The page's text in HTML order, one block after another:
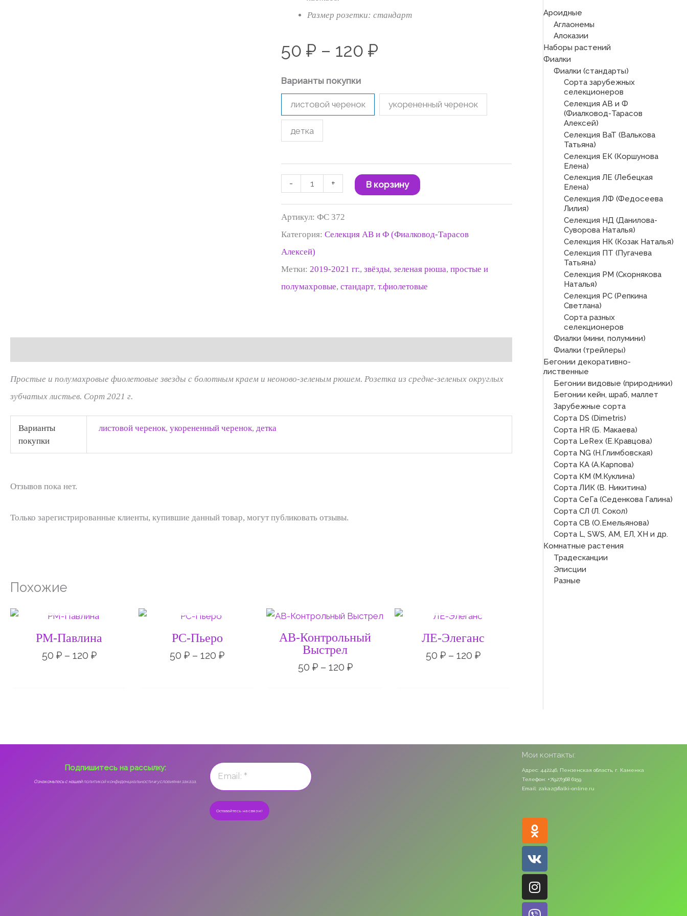
Размер розетки: стандарт
50₽ – 120₽
120 ₽
Варианты покупки
листовой черенок укорененный черенок
детка
- + В корзину
Артикул:ФС 372
Категория:Селекция АВ и Ф (Фиалковод-Тарасов
Алексей)
Метки:2019-2021 гг.,звёзды,зеленая рюша,простые и
полумахровые,стандарт,т.фиолетовые
Простые и полумахровые фиолетовые звезды с болотным краем и неоново-зеленым рюшем. Розетка из средне-зеленых округлых
зубчатых листьев. Сорт 2021 г.
Варианты
покупки
листовой черенок, укорененный черенок, детка
Отзывов пока нет.
Только зарегистрированные клиенты, купившие данный товар, могут публиковать отзывы.
Похожие
РМ-Павлина
50 ₽ – 120 ₽
Диапазон
50 ₽
–
120 ₽
РС-Пьеро
50₽ – 120₽
Диапазон
120 ₽
АВ-Контрольный
Выстрел
50 ₽ – 120 ₽
Диапазон
цен:
50 ₽
–
ЛЕ-Элеганс
50₽ – 120₽
Диапазон
50 ₽
–
120 ₽
Ароидные
Аглаонемы
Алоказии
Наборы растений
Фиалки
Фиалки (стандарты)
Сорта зарубежных
селекционеров
Селекция АВ и Ф
(Фиалковод-Тарасов
Алексей)
Селекция ВаТ (Валькова
Татьяна)
Селекция ЕК (Коршунова
Елена)
Селекция ЛЕ (Лебецкая
Елена)
Селекция ЛФ (Федосеева
Лилия)
Селекция НД (Данилова-
Суворова Наталья)
Селекция НК (Козак Наталья)
Селекция ПТ (Пугачева
Татьяна)
Селекция РМ (Скорнякова
Наталья)
Селекция РС (Репкина
Светлана)
Сорта разных
селекционеров
Фиалки (мини, полумини)
Фиалки (трейлеры)
Бегонии декоративно-
лиственные
Бегонии видовые (природники)
Бегонии кейн, шраб, маллет
Зарубежные сорта
Сорта DS (Dimetris)
Сорта HR (Б. Макаева)
Сорта LeRex (Е.Кравцова)
Сорта NG (Н.Глимбовская)
Сорта КА (А.Карпова)
Сорта КМ (М.Куклина)
Сорта ЛИК (В. Никитина)
Сорта СеГа (Седенкова Галина)
Сорта СЛ (Л. Сокол)
Сорта СВ (О.Емельянова)
Сорта L, SWS, АМ, ЕЛ, ХН и др.
Комнатные растения
Традесканции
Эписции
Разные
Подпишитесь на рассылку:
Ознакомьтесь с нашей политикой конфиденциальностии условиями заказа.
Мои контакты:
Адрес: 442246, Пензенская область, г. Каменка
Телефон: +7(927)368 6159
Email: zakaz@fialki-online.ru
Odnoklassniki
Vk
Instagram
Viber
Whatsapp